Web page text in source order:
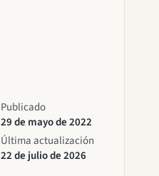
Publicado
29 de mayo de 2022
Última actualización
22 de julio de 2026